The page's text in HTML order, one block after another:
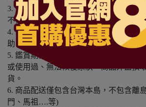
3. 商品下訂前，建議實際試色、試用後
不符或肌膚不適等症狀。
4. 商品使用後若出現不適或非預期反應
助。
5. 鑑賞期非試用期，本產品屬於私人消
或使用過、無法恢復原狀、商品外盒損
貨。
6. 商品配送僅包含台灣本島，不包含離
門、馬祖….等)